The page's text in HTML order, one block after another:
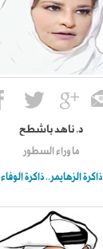
د. ناهد باشطح
ما وراء السطور
ذاكرة الزهايمر.. ذاكرة الوفاء